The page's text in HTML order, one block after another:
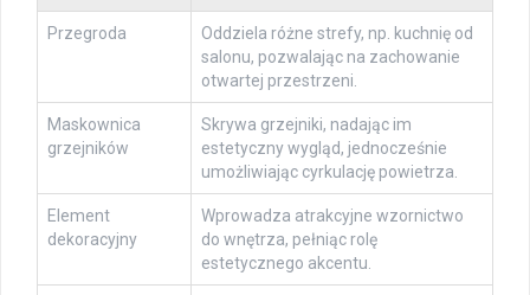
Przegroda
Oddziela różne strefy, np. kuchnię od
salonu, pozwalając na zachowanie
otwartej przestrzeni.
Maskownica
grzejników
Skrywa grzejniki, nadając im
estetyczny wygląd, jednocześnie
umożliwiając cyrkulację powietrza.
Element
dekoracyjny
Wprowadza atrakcyjne wzornictwo
do wnętrza, pełniąc rolę
estetycznego akcentu.